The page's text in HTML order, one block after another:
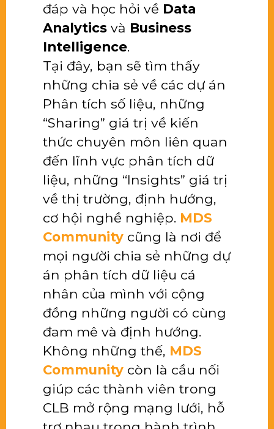
đáp và học hỏi về Data
Analytics và Business
Intelligence.
Tại đây, bạn sẽ tìm thấy
những chia sẻ về các dự án
Phân tích số liệu, những
“Sharing” giá trị về kiến
thức chuyên môn liên quan
đến lĩnh vực phân tích dữ
liệu, những “Insights” giá trị
về thị trường, định hướng,
cơ hội nghề nghiệp. MDS
Community cũng là nơi để
mọi người chia sẻ những dự
án phân tích dữ liệu cá
nhân của mình với cộng
đồng những người có cùng
đam mê và định hướng.
Không những thế, MDS
Community còn là cầu nối
giúp các thành viên trong
CLB mở rộng mạng lưới, hỗ